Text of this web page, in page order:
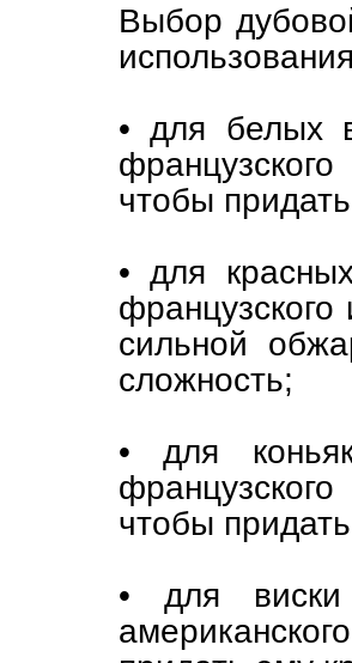
Выбор
• для белых
чтобы
• для
сильной
сложность;
• для
чтобы
• для виски